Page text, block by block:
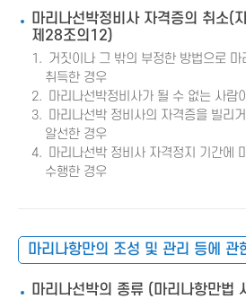
마리나선박정비사 자격증의 취소(
제28조의12)
거짓이나 그 밖의 부정한 방법으로
취득한 경우
마리나선박정비사가 될 수 없는 사람
마리나선박 정비사의 자격증을 빌리
알선한 경우
마리나선박 정비사 자격정지 기간에
수행한 경우
마리나항만의 조성 및 관리 등에 관
마리나선박의 종류 (마리나항만법